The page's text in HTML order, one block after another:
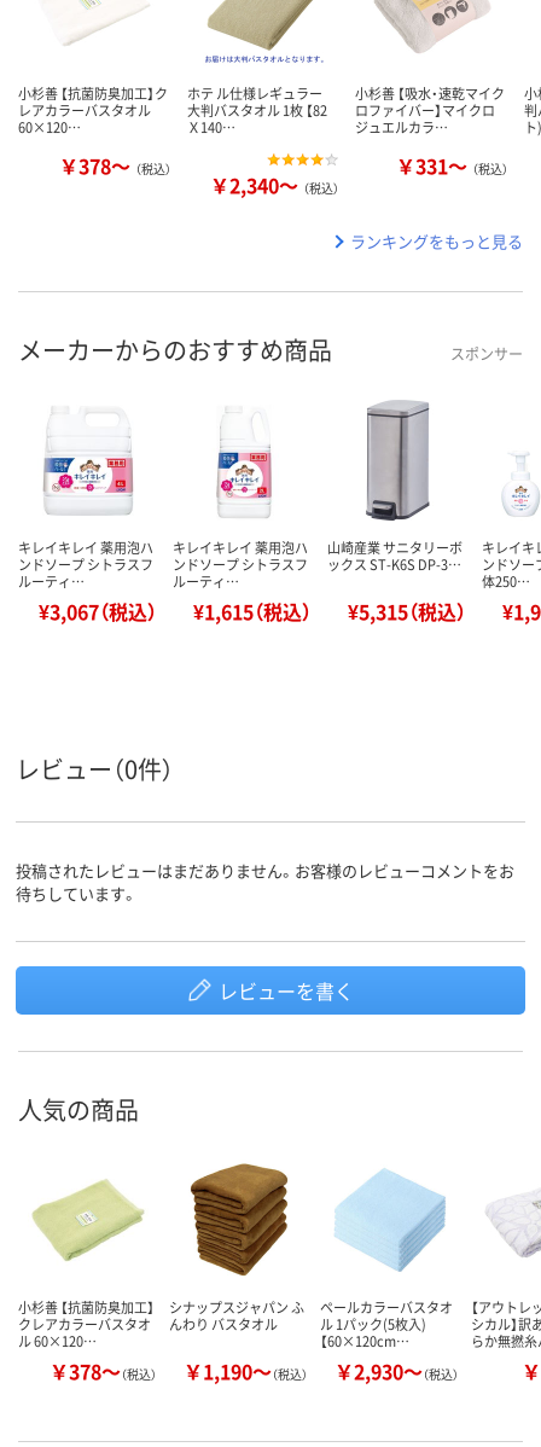
小杉善 【抗菌防臭加工】ク
レアカラーバスタオル
60×120…
￥378～ （税込）
ホテ ル仕様レギュラー
大判バスタオル 1枚 【82
Ｘ140…
￥2,340～ （税込）
小杉善 【吸水・速乾マイク
ロファイバー】マイクロ
ジュエルカラ…
￥331～ （税込）
小
判
ランキングをもっと見る
メーカーからのおすすめ商品 スポンサー
キレイキレイ 薬用泡ハ
ンドソープ シトラスフ
ルーティ…
¥3,067（税込）
キレイキレイ 薬用泡ハ
ンドソープ シトラスフ
ルーティ…
¥1,615（税込）
山崎産業 サニタリーボ
ックス ST-K6S DP-3…
¥5,315（税込）
キレイキ
ンドソー
体250…
レビュー（0件）
投稿されたレビューはまだありません。お客様のレビューコメントをお
待ちしています。
レビューを書く
人気の商品
小杉善 【抗菌防臭加工】
クレアカラーバスタオ
ル 60×120…
￥378～（税込）
シナップスジャパン ふ
んわり バスタオル
￥1,190～（税込）
ペールカラーバスタオ
ル 1パック(5枚入)
【60×120cm…
￥2,930～（税込）
【アウトレ
シカル】訳
らか無撚